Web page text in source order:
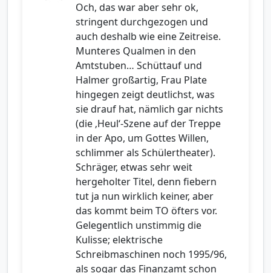
Och, das war aber sehr ok,
stringent durchgezogen und
auch deshalb wie eine Zeitreise.
Munteres Qualmen in den
Amtstuben… Schüttauf und
Halmer großartig, Frau Plate
hingegen zeigt deutlichst, was
sie drauf hat, nämlich gar nichts
(die ‚Heul‘-Szene auf der Treppe
in der Apo, um Gottes Willen,
schlimmer als Schülertheater).
Schräger, etwas sehr weit
hergeholter Titel, denn fiebern
tut ja nun wirklich keiner, aber
das kommt beim TO öfters vor.
Gelegentlich unstimmig die
Kulisse; elektrische
Schreibmaschinen noch 1995/96,
als sogar das Finanzamt schon